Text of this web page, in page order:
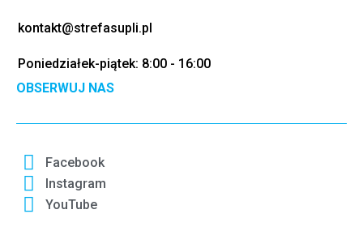
kontakt@strefasupli.pl
Poniedziałek-piątek: 8:00 - 16:00
OBSERWUJ NAS
Facebook
Instagram
YouTube